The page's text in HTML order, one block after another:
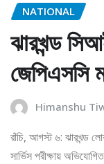
NATIONAL
ঝারখন্ড
জেপিএসসি
Himanshu
রাঁচি, আগস্ট ৬: ঝারখন্ড
সার্ভিস পরীক্ষায়